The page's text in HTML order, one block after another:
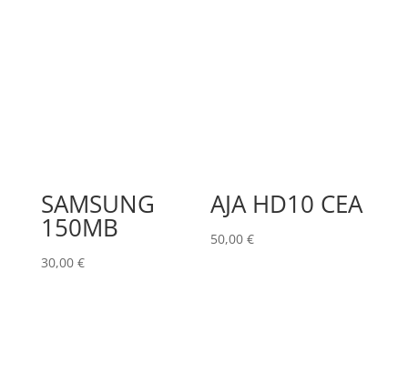
SAMSUNG
150MB
30,00 €
AJA HD10 CEA
50,00€